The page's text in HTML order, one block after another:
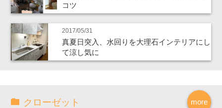
コツ
2017/05/31
真夏日突入、水回りを大理石インテリアにし
て涼し気に
more
クローゼット